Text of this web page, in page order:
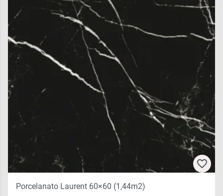
Porcelanato Laurent 60×60 (1,44m2)